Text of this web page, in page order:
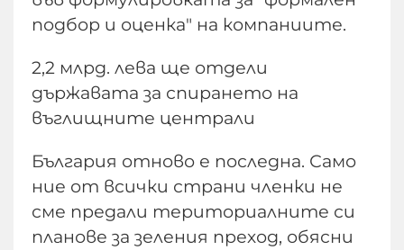
подбор и оценка" на компаниите.
2,2 млрд. лева ще отдели
държавата за спирането на
въглищните централи
България отново е последна. Само
ние от всички страни членки не
сме предали териториалните си
планове за зеления преход, обясни